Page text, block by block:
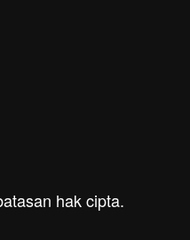
hak cipta.